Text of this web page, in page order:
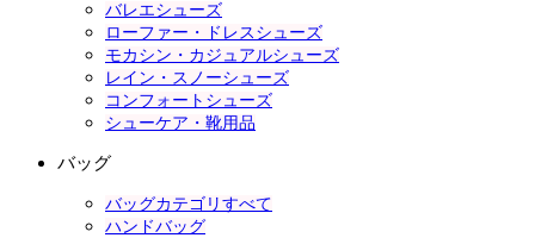
バレエシューズ
ローファー・ドレスシューズ
モカシン・カジュアルシューズ
レイン・スノーシューズ
コンフォートシューズ
シューケア・靴用品
バッグ
バッグカテゴリすべて
ハンドバッグ